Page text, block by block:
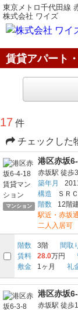
東京メトロ千代田線
株式会社 ワイズ
賃貸アパート
17 件
チェックした
マンション
港区赤坂
赤坂駅 徒歩
築年月
構造
ＳＲＣ
階数
12階
駅近・赤坂
二人入居可
階数 3階 間取
賃料 28.0万円
敷金
1ヶ月 礼
港区赤坂
赤坂駅 徒歩